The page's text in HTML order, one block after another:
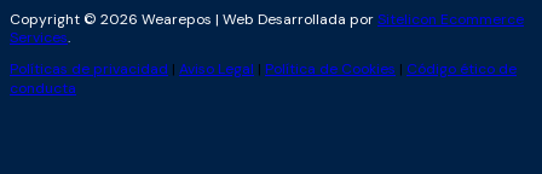
Copyright © 2026 Wearepos | Web Desarrollada porSitelicon Ecommerce
Services.
Políticas de privacidad | Aviso Legal | Política de Cookies | Código ético de
conducta